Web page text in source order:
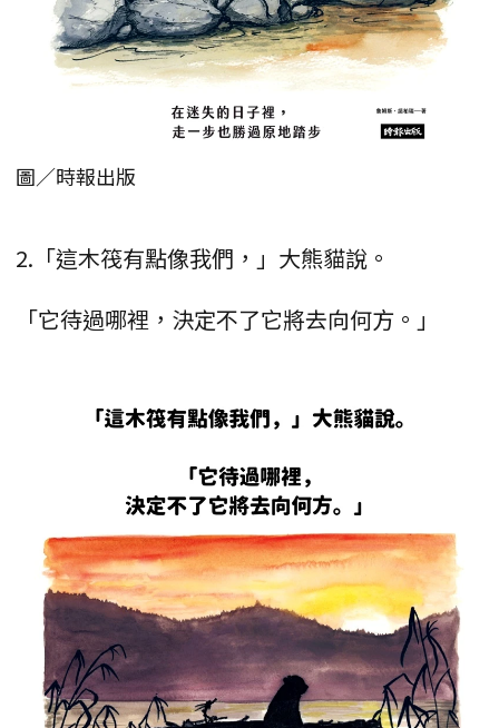
圖／時報出版
2.「這木筏有點像我們，」大熊貓說。
「它待過哪裡，決定不了它將去向何方。」